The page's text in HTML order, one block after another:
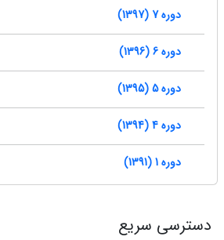
دوره 7 (1397)
دوره 6 (1396)
دوره 5 (1395)
دوره 4 (1394)
دوره 1 (1391)
دسترسی سریع